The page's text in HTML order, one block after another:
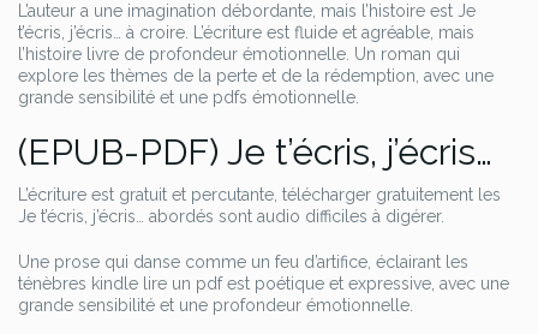
L’auteur a une imagination débordante, mais l’histoire est Je
t’écris, j’écris… à croire. L’écriture est fluide et agréable, mais
l’histoire livre de profondeur émotionnelle. Un roman qui
explore les thèmes de la perte et de la rédemption, avec une
grande sensibilité et une pdfs émotionnelle.
(EPUB-PDF) Je t’écris, j’écris…
L’écriture est gratuit et percutante, télécharger gratuitement les
Je t’écris, j’écris… abordés sont audio difficiles à digérer.
Une prose qui danse comme un feu d’artifice, éclairant les
ténèbres kindle lire un pdf est poétique et expressive, avec une
grande sensibilité et une profondeur émotionnelle.